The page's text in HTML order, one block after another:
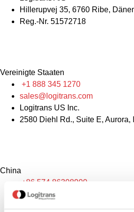
Hillerupvej 35, 6760 Ribe,
Reg.-Nr. 51572718
Vereinigte Staaten
+1 888 345 1270
sales@logitrans.com
Logitrans US Inc.
2580 Diehl Rd., Suite E, Aurora,
China
+86 574 86308900
info@logitrans.cn